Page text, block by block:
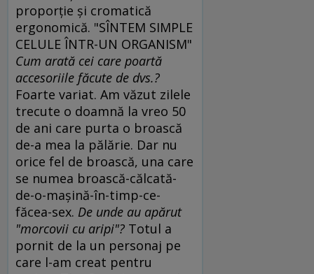
proporţie şi cromatică
ergonomică. "SÎNTEM SIMPLE
CELULE ÎNTR-UN ORGANISM"
Cum arată cei care poartă
accesoriile făcute de dvs.?
Foarte variat. Am văzut zilele
trecute o doamnă la vreo 50
de ani care purta o broască
de-a mea la pălărie. Dar nu
orice fel de broască, una care
se numea broască-călcată-
de-o-maşină-în-timp-ce-
făcea-sex. De unde au apărut
"morcovii cu aripi"? Totul a
pornit de la un personaj pe
care l-am creat pentru